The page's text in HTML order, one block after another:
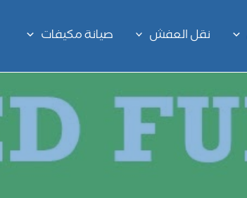
نقل العفش صيانة مكيفات